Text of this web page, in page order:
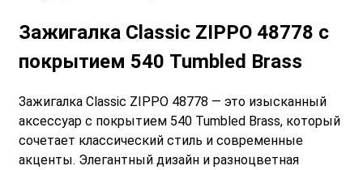
Зажигалка Classic ZIPPO 48778 с
покрытием 540 Tumbled Brass
Зажигалка Classic ZIPPO 48778 — это изысканный
аксессуар с покрытием 540 Tumbled Brass, который
сочетает классический стиль и современные
акценты. Элегантный дизайн и разноцветная